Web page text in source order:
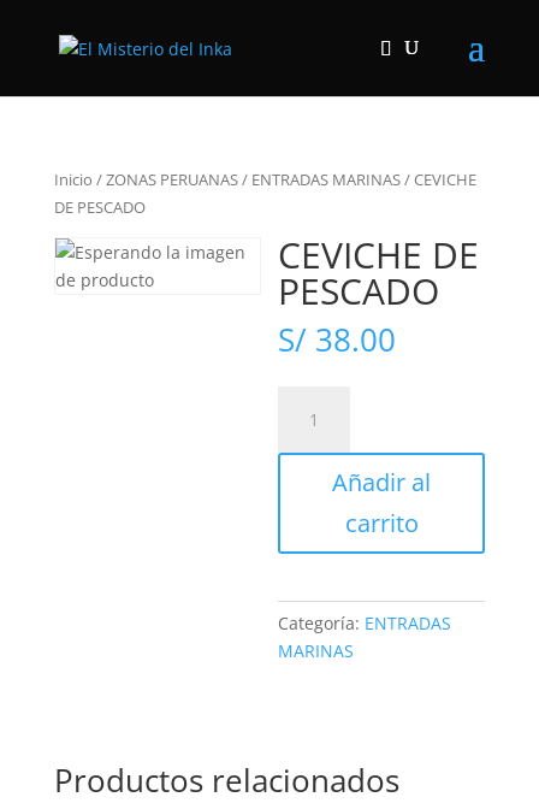
Inicio /ZONAS PERUANAS/ ENTRADAS MARINAS/CEVICHE
DE PESCADO
CEVICHE DE
PESCADO
S/ 38.00
PESCADO
cantidadAñadir al
carrito
Categoría: ENTRADAS
MARINAS
Productos relacionados